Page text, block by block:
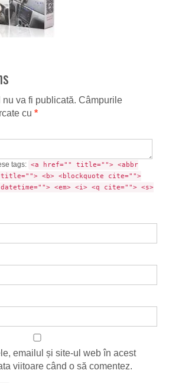
va fi publicată. Câmpurile
cu *
tags: <a href="" title=""> <abbr
<b> <blockquote cite="">
<em> <i> <q cite=""> <s>
emailul și site-ul web în acest
viitoare când o să comentez.